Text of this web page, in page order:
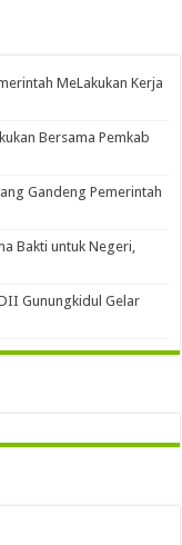
MeLakukan Kerja
Bersama Pemkab
Gandeng Pemerintah
Bakti untuk Negeri,
Gunungkidul Gelar